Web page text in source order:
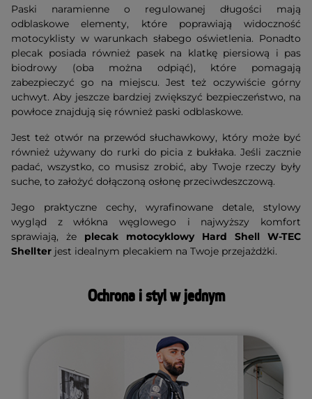
Paski naramienne o regulowanej długości mają
odblaskowe elementy, które poprawiają widoczność
motocyklisty w warunkach słabego oświetlenia. Ponadto
plecak posiada również pasek na klatkę piersiową i pas
biodrowy (oba można odpiąć), które pomagają
zabezpieczyć go na miejscu. Jest też oczywiście górny
uchwyt. Aby jeszcze bardziej zwiększyć bezpieczeństwo, na
powłoce znajdują się również paski odblaskowe.
Jest też otwór na przewód słuchawkowy, który może być
również używany do rurki do picia z bukłaka. Jeśli zacznie
padać, wszystko, co musisz zrobić, aby Twoje rzeczy były
suche, to założyć dołączoną osłonę przeciwdeszczową.
Jego praktyczne cechy, wyrafinowane detale, stylowy
wygląd z włókna węglowego i najwyższy komfort
sprawiają, że plecak motocyklowy Hard Shell W-TEC
Shellter jest idealnym plecakiem na Twoje przejażdżki.
Ochrona i styl w jednym